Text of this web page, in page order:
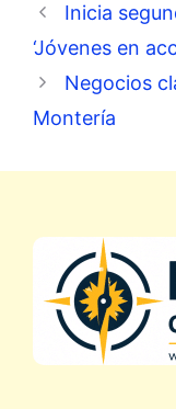
Inicia
‘Jóvenes en
Negocios
Montería